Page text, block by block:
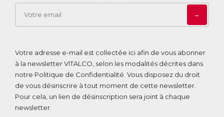
→
Votre adresse e-mail est collectée ici afin de vous abonner
à la newsletter VITALCO, selon les modalités décrites dans
notre Politique de Confidentialité . Vous disposez du droit
de vous désinscrire à tout moment de cette newsletter.
Pour cela, un lien de désinscription sera joint à chaque
newsletter.